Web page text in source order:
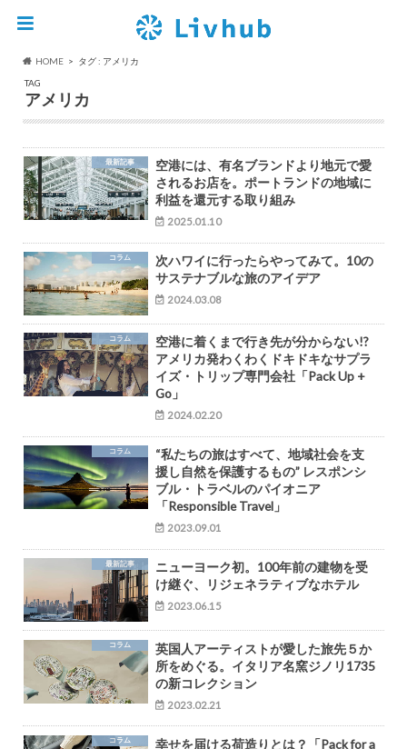
HOME
タグ : アメリカ
TAG
アメリカ
最新記事
空港には、有名ブランドより地元で愛
されるお店を。ポートランドの地域に
利益を還元する取り組み
2025.01.10
コラム
次ハワイに行ったらやってみて。10の
サステナブルな旅のアイデア
2024.03.08
コラム
空港に着くまで行き先が分からない!?
アメリカ発わくわくドキドキなサプラ
イズ・トリップ専門会社「Pack Up +
Go」
2024.02.20
コラム
“私たちの旅はすべて、地域社会を支
援し自然を保護するもの” レスポンシ
ブル・トラベルのパイオニア
「Responsible Travel」
2023.09.01
最新記事
ニューヨーク初。100年前の建物を受
け継ぐ、リジェネラティブなホテル
2023.06.15
コラム
英国人アーティストが愛した旅先５か
所をめぐる。イタリア名窯ジノリ1735
の新コレクション
2023.02.21
コラム
幸せを届ける荷造りとは？「Pack for a